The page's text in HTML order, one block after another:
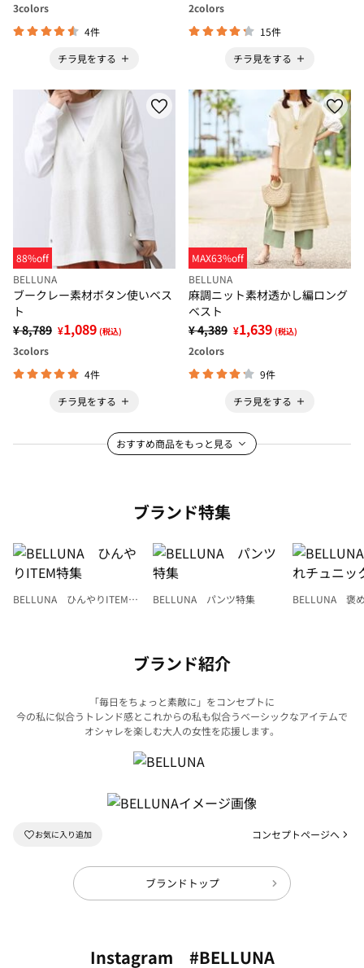
3colors
4件
チラ見をする
2colors
15件
チラ見をする
88%off
BELLUNA
ブークレー素材ボタン使いベス
ト
¥ 8,789 ¥1,089 (税込)
3colors
4件
チラ見をする
MAX63%off
BELLUNA
麻調ニット素材透かし編ロング
ベスト
¥ 4,389 ¥1,639 (税込)
2colors
9件
チラ見をする
おすすめ商品をもっと見る
ブランド特集
BELLUNA ひんやりITEM特
BELLUNA パンツ特集
BELLUNA 褒
ブランド紹介
「毎日をちょっと素敵に」をコンセプトに
今の私に似合うトレンド感とこれからの私も似合うベーシックなアイテムで
オシャレを楽しむ大人の女性を応援します。
コンセプトページへ
ブランドトップ
Instagram #BELLUNA